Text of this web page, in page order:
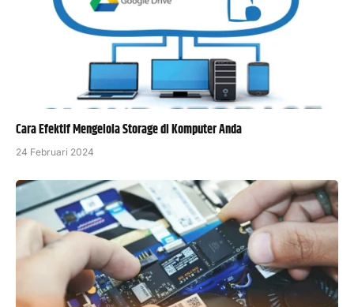
Cara Efektif Mengelola Storage di Komputer Anda
24 Februari 2024